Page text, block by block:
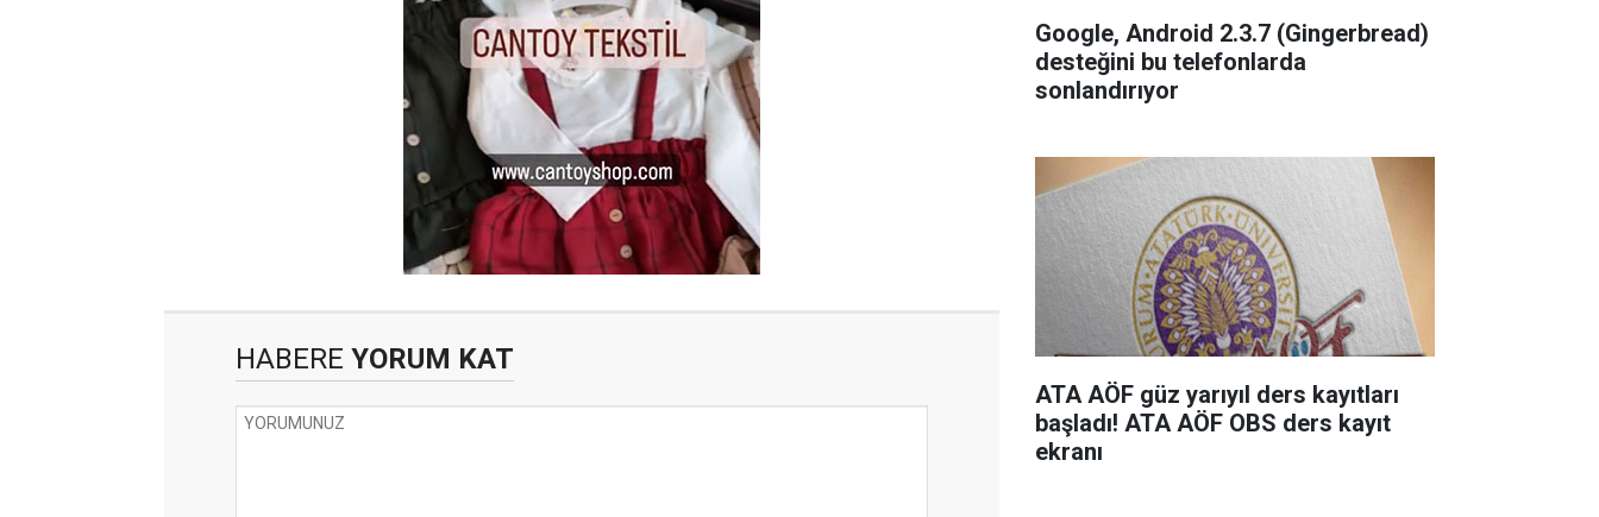
HABERE YORUM KAT
Google, Android 2.3.7 (Gingerbread)
desteğini bu telefonlarda
sonlandırıyor
ATA AÖF güz yarıyıl ders kayıtları
başladı! ATA AÖF OBS ders kayıt
ekranı